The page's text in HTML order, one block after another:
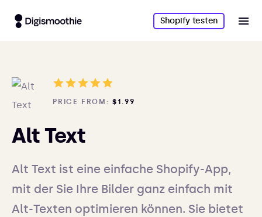
Shopify testen
PRICE FROM: $1.99
Alt Text
Alt Text ist eine einfache Shopify-App,
mit der Sie Ihre Bilder ganz einfach mit
Alt-Texten optimieren können. Sie bietet